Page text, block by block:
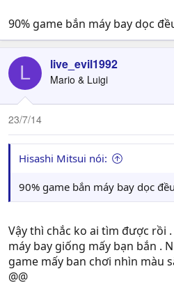
90% game bắn máy bay dọc
L live_evil1992
Mario & Luigi
23/7/14
Hisashi Mitsui nói:
90% game bắn máy bay dọc
Vậy thì chắc ko ai tìm được rồi
máy bay giống mấy bạn bắn .
game mấy ban chơi nhìn màu
@@